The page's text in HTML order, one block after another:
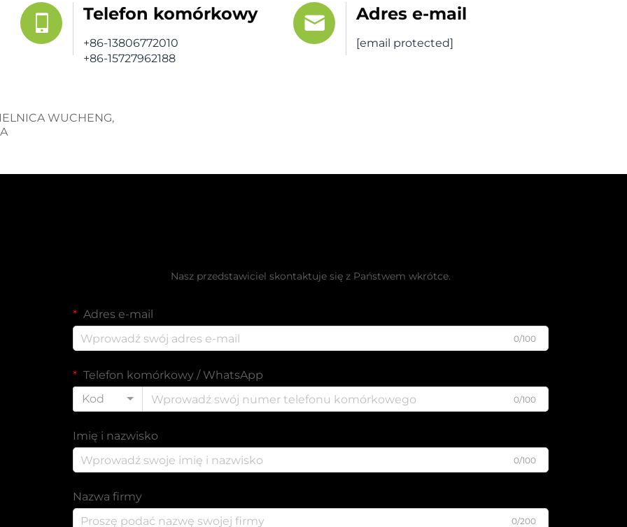
Telefon komórkowy
+86-13806772010
+86-15727962188
Adres e-mail
[email protected]
WUCHENG,
Nasz przedstawiciel skontaktuje się z Państwem wkrótce.
Adres e-mail
0/100
Telefon komórkowy / WhatsApp
Kod
0/100
Imię i nazwisko
0/100
Nazwa firmy
0/200